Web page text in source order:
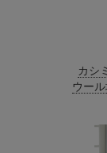
カシ
ウー